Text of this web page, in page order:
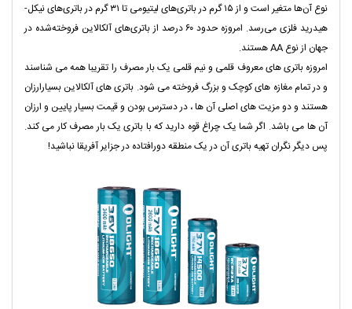
نوع آن‌ها متغیر است و از ۱۵ گرم در باتری‌های لیتیومی تا ۳۱ گرم در باتری‌های نیکل-
هیدرید فلزی می‌رسد. امروزه حدود ۶۰ درصد از باتری‌های آلکالاین فروخته‌شده در
جهان از نوع AA هستند.
امروزه باتری های معروف قلمی و نیم قلمی یک بار مصرف را تقریبا همه می شناسند
و در تمام مغازه های کوچک و بزرگ فروخته می شود. باتری های آلکالاین بسیارارزان
هستند و دو مزیت های اصلی آن ها ، در دسترس بودن و قیمت بسیار پایین و ارزان
آن ها می باشد. اگر شما یک چراغ قوه دارید که با باتری یک بار مصرف کار می کند.
پس دیگر نگران تهیه باتری آن در یک منطقه دورافتاده در جزایر آفریقا نباشید!